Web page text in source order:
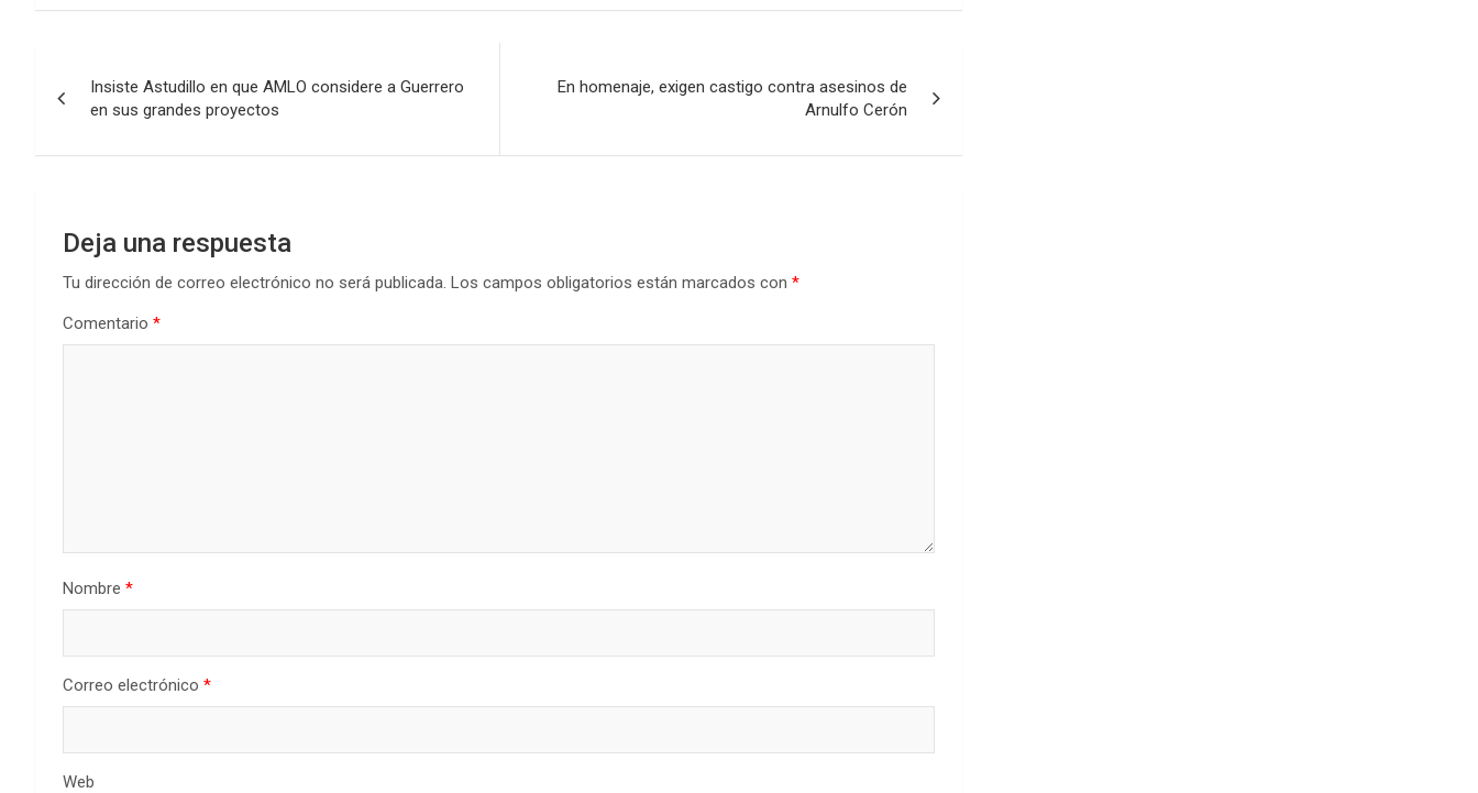
de
entradas
Insiste Astudillo en que AMLO considere a Guerrero
en sus grandes proyectos
En homenaje, exigen castigo contra asesinos de
Arnulfo Cerón
Deja una respuesta
Tu dirección de correo electrónico no será publicada. Los campos obligatorios están marcados con *
Comentario *
Nombre *
Correo electrónico *
Web